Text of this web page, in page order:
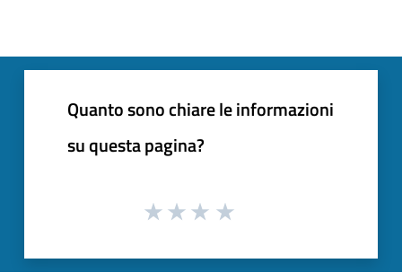
Quanto sono chiare le informazioni
su questa pagina?